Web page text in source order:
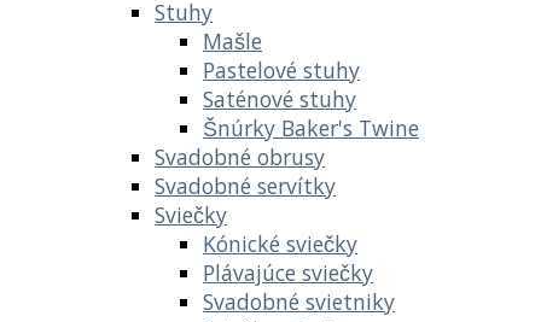
Stuhy
Mašle
Pastelové stuhy
Saténové stuhy
Šnúrky Baker's Twine
Svadobné obrusy
Svadobné servítky
Sviečky
Kónické sviečky
Plávajúce sviečky
Svadobné svietniky